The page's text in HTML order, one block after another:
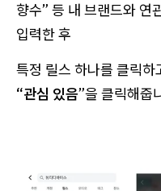
향수” 등 내 브랜드와 연
입력한 후
특정 릴스 하나를 클릭하
“관심 있음”을 클릭해줍